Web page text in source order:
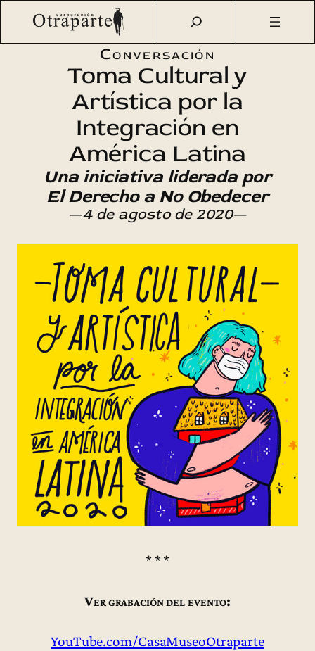
Saltar
Otraparte.org/Agenda Cultural Talleres
Toma Cultural
y Artística por la Integración en América Latina
Conversación
Toma Cultural y
Artística por la
Integración en
América Latina
Una iniciativa liderada por
El Derecho a No Obedecer
—4 de agosto de 2020—
* * *
Ver grabación del evento:
YouTube.com/CasaMuseoOtraparte